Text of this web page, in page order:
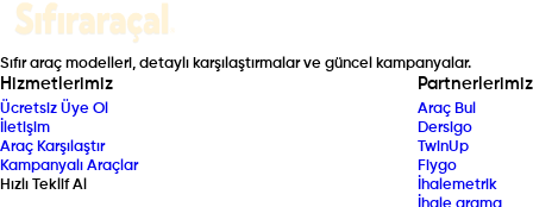
Sıfır araç modelleri, detaylı karşılaştırmalar ve güncel kampanyalar.
Hizmetlerimiz
Ücretsiz Üye Ol
İletişim
Araç Karşılaştır
Kampanyalı Araçlar
Hızlı Teklif Al
Partnerlerimiz
Araç Bul
Dersigo
TwinUp
Fiygo
İhalemetrik
İhale arama